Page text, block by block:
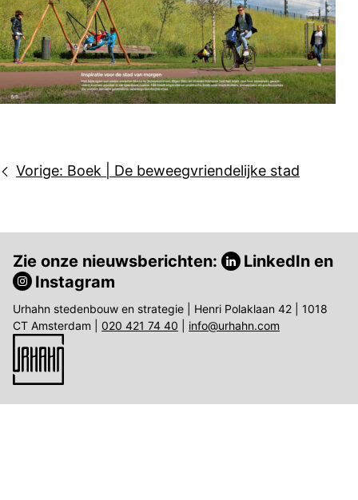
Bericht
Vorige: Boek | De beweegvriendelijke stad
Zie onze nieuwsberichten: LinkedIn en
Instagram
Urhahn stedenbouw en strategie | Henri Polaklaan 42 | 1018
CT Amsterdam | 020 421 74 40 info@urhahn.com